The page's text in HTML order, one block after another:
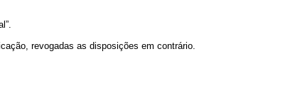
revogadas as disposições em contrário.